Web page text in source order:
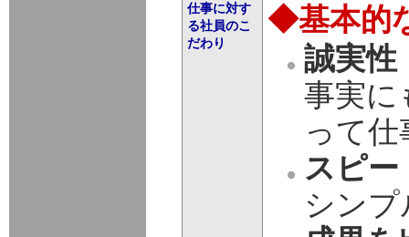
仕事に対す
る社員のこ
だわり
◆基本的
誠実性
事実に
って
スピー
シン